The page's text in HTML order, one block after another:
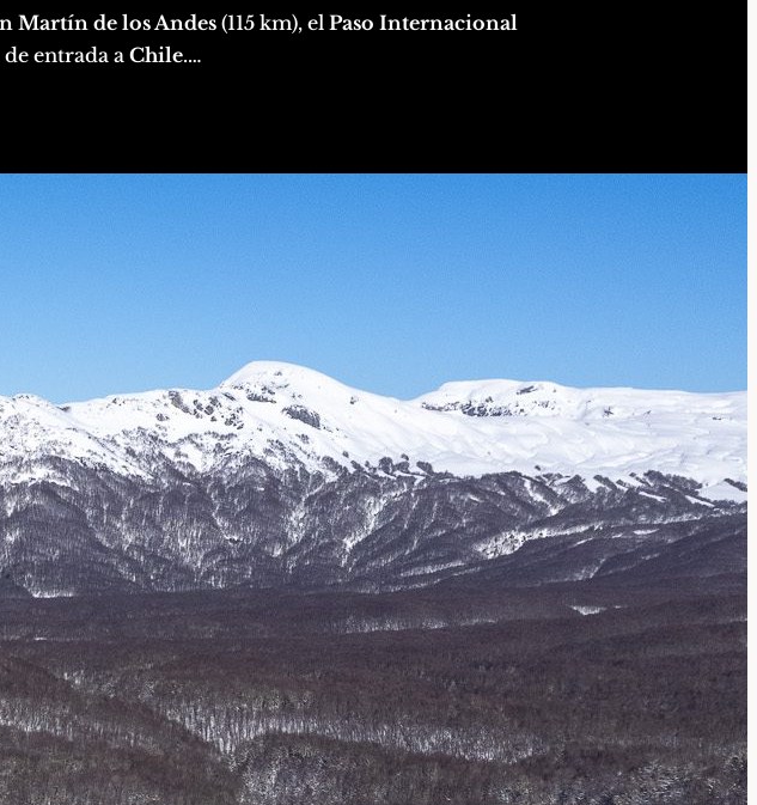
Martín de los Andes(115 km), el Paso Internacional
entrada aChile.…